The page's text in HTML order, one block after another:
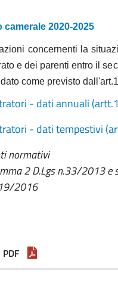
camerale 2020-2025
concernenti la
e dei parenti entro il
come previsto
- dati annuali
- dati tempestivi
normativi
2 D.Lgs n.33/2013 e
2016